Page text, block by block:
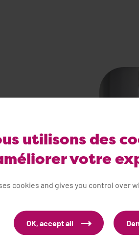
à la
utilisons des
votre
cookies and gives you control over
OK, accept all